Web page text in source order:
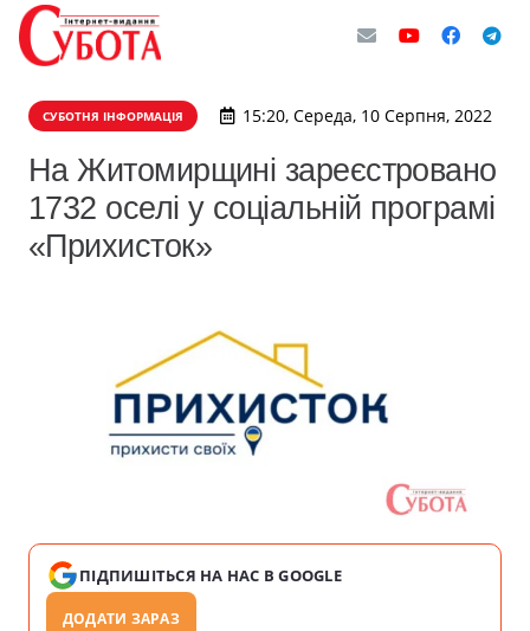
СУБОТНЯ ІНФОРМАЦІЯ 15:20, Середа, 10 Серпня, 2022
На Житомирщині зареєстровано
1732 оселі у соціальній програмі
«Прихисток»
ПІДПИШІТЬСЯ НА НАС В GOOGLE
ДОДАТИ ЗАРАЗ